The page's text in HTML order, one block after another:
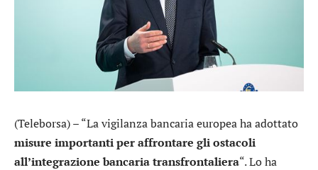
(Teleborsa) – “La vigilanza bancaria europea ha adottato
misure importanti per affrontare gli ostacoli
all’integrazione bancaria transfrontaliera“. Lo ha